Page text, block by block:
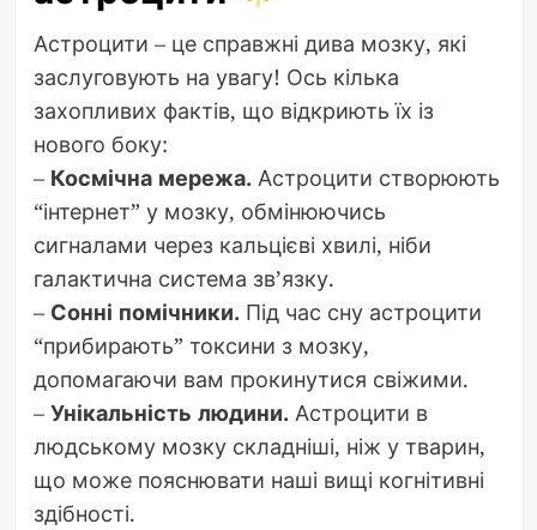
Астроцити – це справжні дива мозку, які
заслуговують на увагу! Ось кілька
захопливих фактів, що відкриють їх із
нового боку:
– Космічна мережа. Астроцити створюють
“інтернет” у мозку, обмінюючись
сигналами через кальцієві хвилі, ніби
галактична система зв’язку.
– Сонні помічники. Під час сну астроцити
“прибирають” токсини з мозку,
допомагаючи вам прокинутися свіжими.
– Унікальність людини. Астроцити в
людському мозку складніші, ніж у тварин,
що може пояснювати наші вищі когнітивні
здібності.